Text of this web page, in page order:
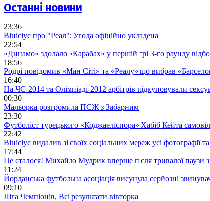
Останні новини
23:36
Вінісіус про "Реал": Угода офіційно укладена
22:54
«Динамо» здолало «Карабах» у першій грі 3-го раунду
18:56
Родрі повідомив «Ман Сіті» та «Реалу» що вибрав
16:40
На ЧС-2014 та Олімпіаді-2012 арбітрів підкуповували
00:30
Мальорка розгромила ПСЖ з Забарним
23:30
Футболіст турецького «Коджаеліспора» Хабіб Кейта
22:42
Вінісіус видалив зі своїх соціальних мереж усі фотографії
17:44
Це сталося! Михайло Мудрик вперше після тривалої паузи
11:24
Йорданська футбольна асоціація висунула серйозні
09:10
Ліга Чемпіонів, Всі результати вівторка